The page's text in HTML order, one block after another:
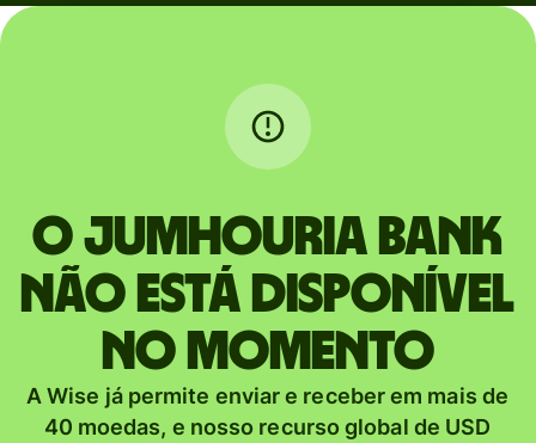
O JUMHOURIA BANK
não está disponível
no momento
A Wise já permite enviar e receber em mais de
40 moedas, e nosso recurso global de USD